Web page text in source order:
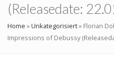
(Releasedate:
Home »Unkategorisiert» Florian
Impressions of Debussy